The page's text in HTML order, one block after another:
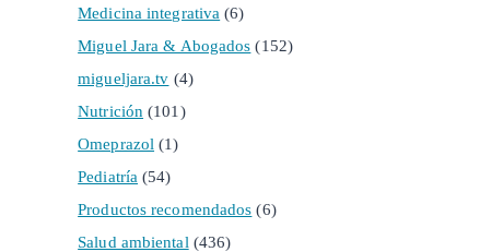
Medicina integrativa (6)
Miguel Jara & Abogados (152)
migueljara.tv (4)
Nutrición (101)
Omeprazol (1)
Pediatría (54)
Productos recomendados (6)
Salud ambiental (436)